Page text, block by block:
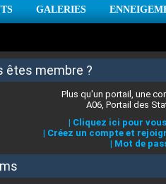
GALERIES
les jours à venir
êtes membre ?
Plus qu'un portail, une
A06, Portail des
| Cliquez ici pour
| Créez un compte et
| Mot de